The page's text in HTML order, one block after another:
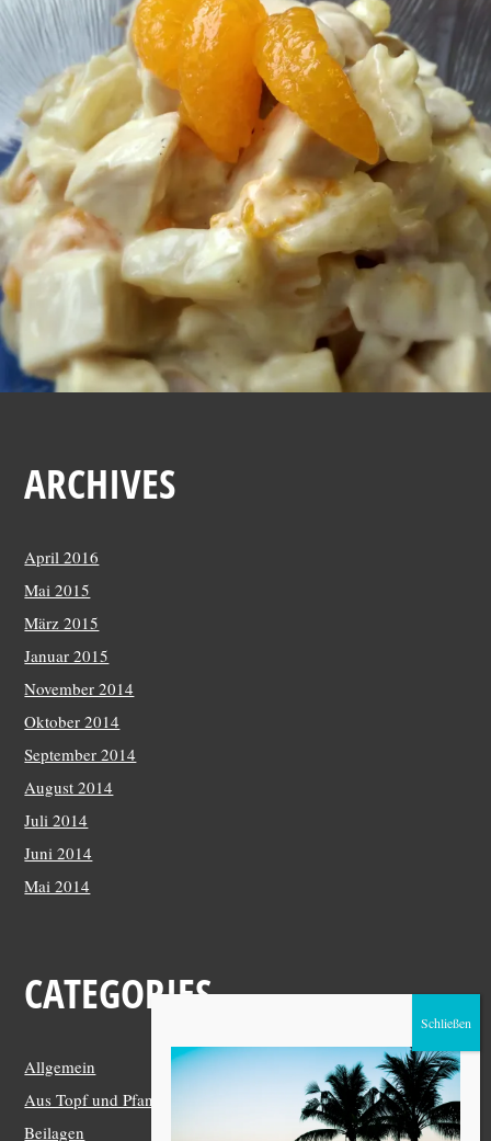
U
5
,
2
0
1
ARCHIVES
April 2016
Mai 2015
März 2015
Januar 2015
November 2014
Oktober 2014
September 2014
August 2014
Juli 2014
Juni 2014
Mai 2014
CATEGORIES
Allgemein
Aus Topf und Pfanne
Beilagen